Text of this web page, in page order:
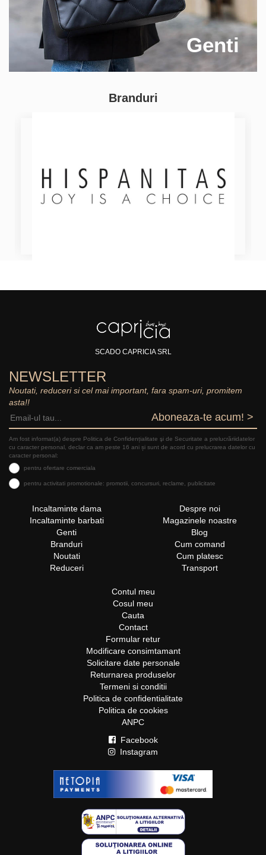
Genti
Branduri
SCADO CAPRICIA SRL
NEWSLETTER
Noutati, reduceri si cel mai important, fara spam-uri, promitem
asta!!
Aboneaza-te acum! >
Am fost informat(a) despre Politica de Confidențialitate şi de Securitate a prelucrăriidatelor
cu caracter personal, declar ca am peste 16 ani și sunt de acord cu prelucrarea datelor cu
caracter personal:
pentru ofertare comerciala
pentru activitati promotionale: promotii, concursuri, reclame, publicitate
Incaltaminte dama
Incaltaminte barbati
Genti
Branduri
Noutati
Reduceri
Despre noi
Magazinele noastre
Blog
Cum comand
Cum platesc
Transport
Contul meu
Cosul meu
Cauta
Contact
Formular retur
Modificare consimtamant
Solicitare date personale
Returnarea produselor
Termeni si conditii
Politica de confidentialitate
Politica de cookies
ANPC
Facebook
Instagram